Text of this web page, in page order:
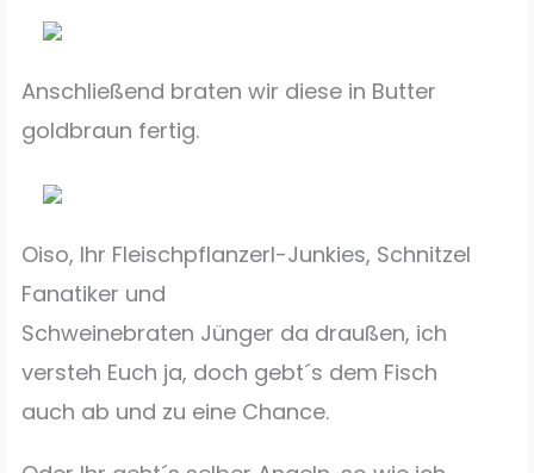
Anschließend braten wir diese in Butter
goldbraun fertig.
Oiso, Ihr Fleischpflanzerl-Junkies, Schnitzel
Fanatiker und
Schweinebraten Jünger da draußen, ich
versteh Euch ja, doch gebt´s dem Fisch
auch ab und zu eine Chance.